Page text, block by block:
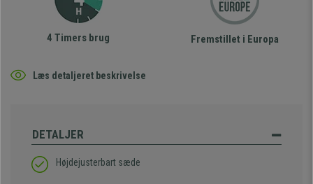
4 Timers brug Fremstillet i Europa
Læs detaljeret beskrivelse
DETALJER
Højdejusterbart sæde